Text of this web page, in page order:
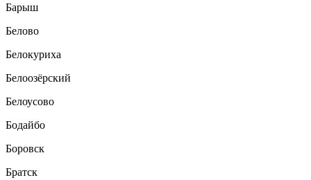
Барыш
Белово
Белокуриха
Белоозёрский
Белоусово
Бодайбо
Боровск
Братск